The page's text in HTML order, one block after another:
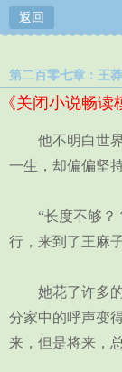
返回
第二百零七章：王
《关闭小说畅读
他不明白世界
一生，却偏偏坚
“长度不够？？
行，来到了王麻
她花了许多的
分家中的呼声变
来，但是将来，